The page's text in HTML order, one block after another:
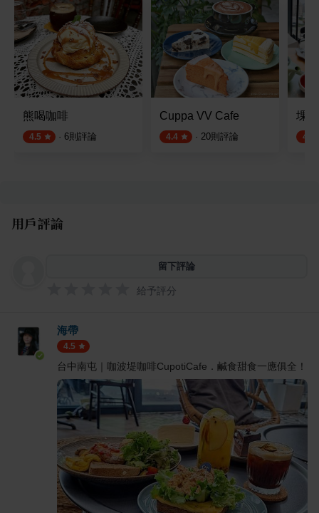
熊喝咖啡
4.5 · 6則評論
Cuppa VV Cafe
4.4 · 20則評論
堁
4.6
用戶評論
留下評論
給予評分
海帶
4.5
台中南屯｜咖波堤咖啡CupotiCafe．鹹食甜食一應俱全！